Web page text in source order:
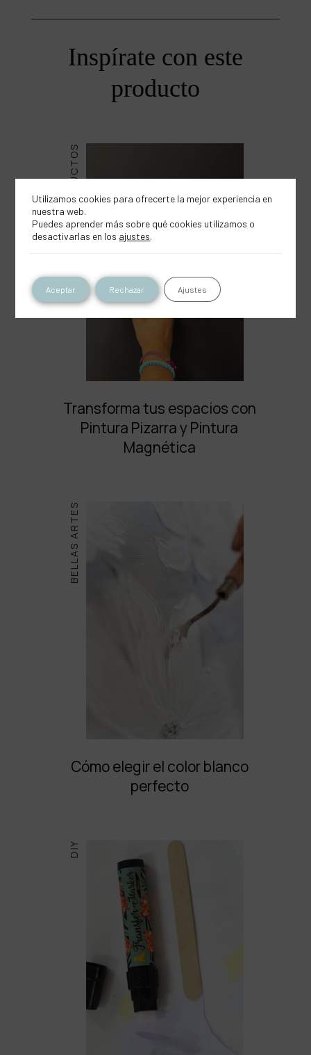
Inspírate con este
producto
PRODUCTOS
Transforma tus espacios con
Pintura Pizarra y Pintura
Magnética
BELLAS ARTES
Cómo elegir el color blanco
perfecto
DIY
Utilizamos cookies para ofrecerte la mejor experiencia en
nuestra web.
Puedes aprender más sobre qué cookies utilizamos o
desactivarlas en los ajustes.
Aceptar Rechazar Ajustes